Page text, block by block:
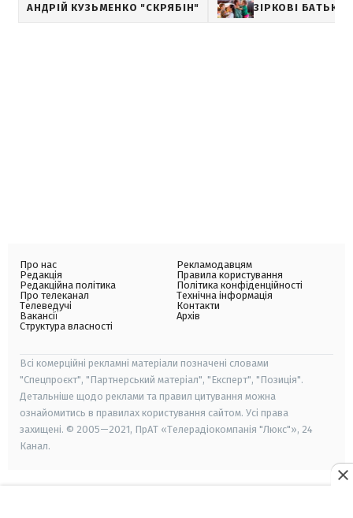
АНДРІЙ КУЗЬМЕНКО "СКРЯБІН" ЗІРКОВІ БАТЬКИ
Про нас
Редакція
Редакційна політика
Про телеканал
Телеведучі
Вакансії
Структура власності
Рекламодавцям
Правила користування
Політика конфіденційності
Технічна інформація
Контакти
Архів
Всі комерційні рекламні матеріали позначені словами
"Спецпроєкт", "Партнерський матеріал", "Експерт", "Позиція".
Детальніше щодо реклами та правил цитування можна
ознайомитись в правилах користування сайтом. Усі права
захищені. © 2005—2021, ПрАТ «Телерадіокомпанія "Люкс"», 24
Канал.